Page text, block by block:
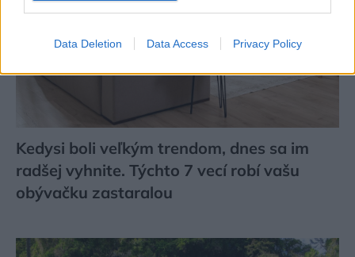
Data Deletion Data Access Privacy Policy
Kedysi boli veľkým trendom, dnes sa im
radšej vyhnite. Týchto 7 vecí robí vašu
obývačku zastaralou